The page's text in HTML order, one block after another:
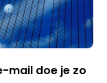
mail doe je zo